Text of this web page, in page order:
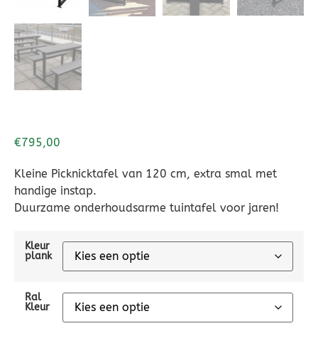
€795,00
Kleine Picknicktafel van 120 cm, extra smal met
handige instap.
Duurzame onderhoudsarme tuintafel voor jaren!
Kleur
plank
Ral
Kleur